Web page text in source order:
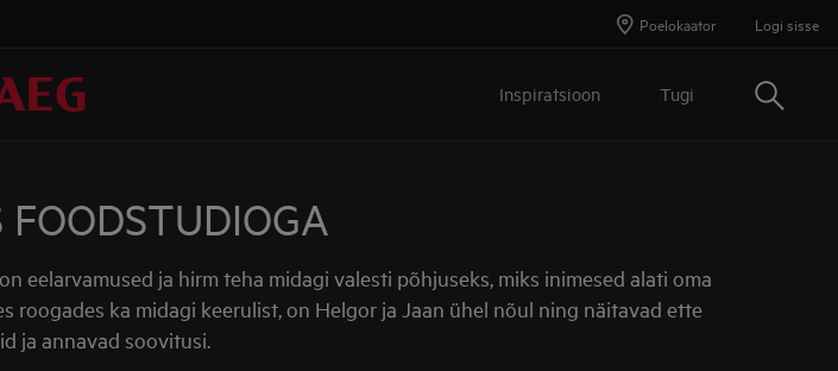
Poelokaator Logi sisse
Inspiratsioon Tugi Otsing
FOODSTUDIOGA
eelarvamused ja hirm teha midagi valesti põhjuseks, miks inimesed alati oma
ka midagi keerulist, on Helgor ja Jaan ühel nõul ning näitavad ette
ja annavad soovitusi.